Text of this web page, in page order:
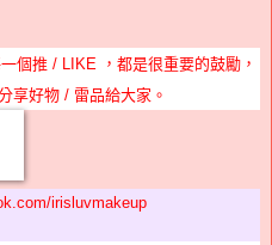
個推 / LIKE ，都是很重要的鼓勵，
享好物 / 雷品給大家。
irisluvmakeup